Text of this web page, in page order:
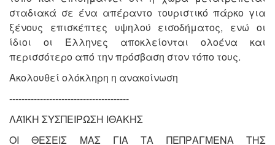
σταδιακά σε ένα απέραντο τουριστικό πάρκο για
ξένους επισκέπτες υψηλού εισοδήματος, ενώ οι
ίδιοι οι Έλληνες αποκλείονται ολοένα και
περισσότερο από την πρόσβαση στον τόπο τους.
Ακολουθεί ολόκληρη η ανακοίνωση
---------------------------------------
ΛΑΪΚΗ ΣΥΣΠΕΙΡΩΣΗ ΙΘΑΚΗΣ
ΟΙ ΘΕΣΕΙΣ ΜΑΣ ΓΙΑ ΤΑ ΠΕΠΡΑΓΜΕΝΑ ΤΗΣ